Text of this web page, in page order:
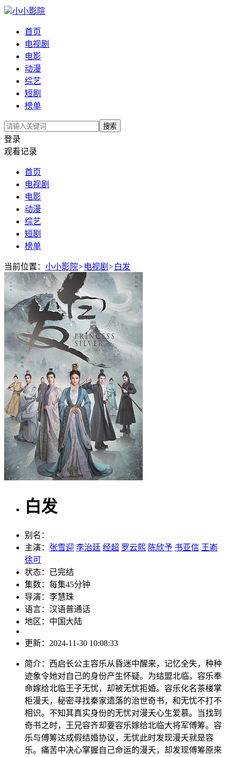
小小影院
首页
电视剧
电影
动漫
综艺
短剧
榜单
搜索
登录
观看记录
首页
电视剧
电影
动漫
综艺
短剧
榜单
当前位置： 小小影院>电视剧 >白发
白发
别名：
主演： 张雪迎 李治廷 经超 罗云熙 陈欣予 书亚信 王嵛
徐可
状态： 已完结
集数： 每集45分钟
导演： 李慧珠
语言： 汉语普通话
地区： 中国大陆
更新： 2024-11-30 10:08:33
简介： 西启长公主容乐从昏迷中醒来，记忆全失，种种
迹象令她对自己的身份产生怀疑。为结盟北临，容乐奉
命嫁给北临王子无忧，却被无忧拒婚。容乐化名茶楼掌
柜漫夭，秘密寻找秦家遗落的治世奇书，和无忧不打不
相识。不知其真实身份的无忧对漫夭心生爱慕。当找到
奇书之时，王兄容齐却要容乐嫁给北临大将军傅筹。容
乐与傅筹达成假结婚协议，无忧此时发现漫夭就是容
乐。痛苦中决心掌握自己命运的漫夭，却发现傅筹原来